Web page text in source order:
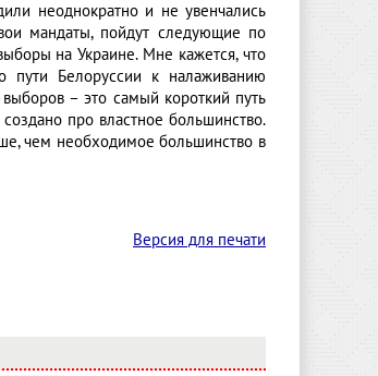
неоднократно и не увенчались
мандаты, пойдут следующие по
на Украине. Мне кажется, что
пути Белоруссии к налаживанию
– это самый короткий путь
про властное большинство.
чем необходимое большинство в
Версия для печати